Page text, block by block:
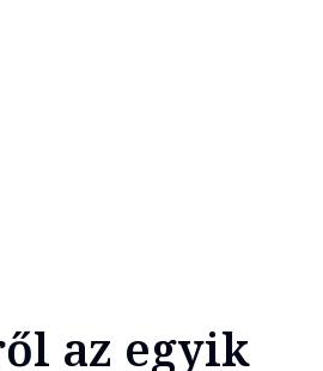
az egyik